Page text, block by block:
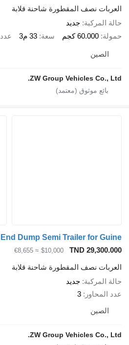
نصف المقطورة شاحنة قلابة
جديد
60.000 كجم سعة 33 م3 عدد المحاور
ZW Group Vehicles
TND
$10,000
≈ €8,655
نصف المقطورة شاحنة قلابة
جديد
3
ZW Group Vehicles